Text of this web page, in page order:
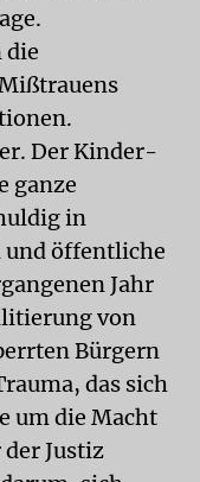
die
Der Kinder-
ganze
in
und öffentliche
Jahr
von
Bürgern
das sich
um die Macht
Justiz